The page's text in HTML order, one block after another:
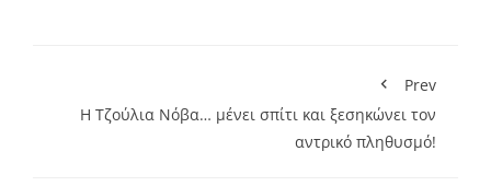
Prev
Η Τζούλια Νόβα… μένει σπίτι και ξεσηκώνει τον
αντρικό πληθυσμό!